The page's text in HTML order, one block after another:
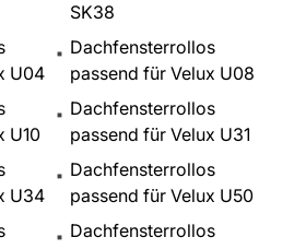
SK38
U04
Dachfensterrollos
passend für Velux U08
U10
Dachfensterrollos
passend für Velux U31
U34
Dachfensterrollos
passend für Velux U50
Dachfensterrollos